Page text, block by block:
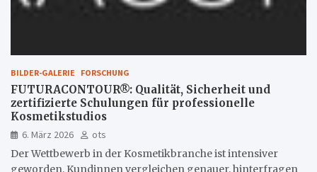
BILDER-GALERIE FORSCHUNG
FUTURACONTOUR®: Qualität, Sicherheit und
zertifizierte Schulungen für professionelle
Kosmetikstudios
6. März 2026
ots
Der Wettbewerb in der Kosmetikbranche ist intensiver
geworden. Kundinnen vergleichen genauer, hinterfragen